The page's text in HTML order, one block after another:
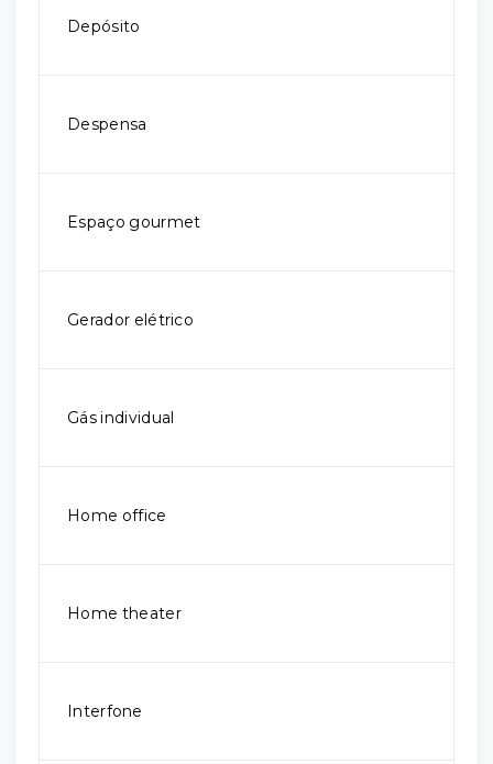
Depósito
Despensa
Espaço gourmet
Gerador elétrico
Gás individual
Home office
Home theater
Interfone